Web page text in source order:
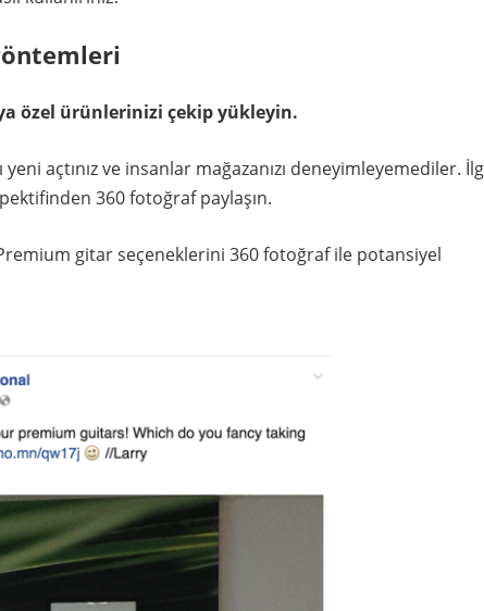
özel ürünlerinizi çekip yükleyin.
yeni açtınız ve insanlar mağazanızı deneyimleyemediler.
360 fotoğraf paylaşın.
gitar seçeneklerini 360 fotoğraf ile potansiyel